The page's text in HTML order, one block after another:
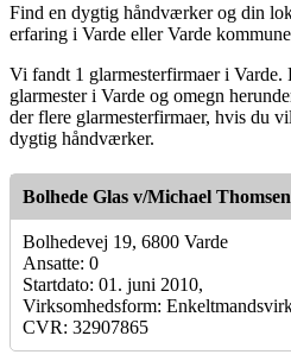
Find en dygtig håndværker og din
erfaring i Varde eller Varde
Vi fandt 1 glarmesterfirmaer i
glarmester i Varde og omegn
der flere glarmesterfirmaer, hvis du
dygtig håndværker.
Bolhede Glas v/Michael Thomsen
Bolhedevej 19, 6800 Varde
Ansatte: 0
Startdato: 01. juni 2010,
Virksomhedsform:
CVR: 32907865